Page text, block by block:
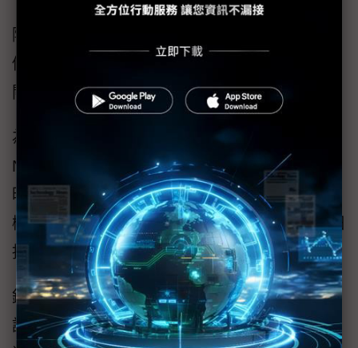
隨著越來越多的平台上線並連接網路，確保它
們保持正常運行，或者在被攻擊時能夠正常地
關機，避免對系統造成損害，變得至關重要。
為此，平台需要進行強韌的內部診斷，檢查
NVM內容（程式碼與數據），並在出現故障
時，允許平台自動修復問題，或離線且自動關
機。平台韌體韌性在NIST SP 800-193中有詳細
描述。
鑑於當前的威脅，NVM封裝技術在平台資安保
護中的作用已經明顯減弱，重點應該放在使用